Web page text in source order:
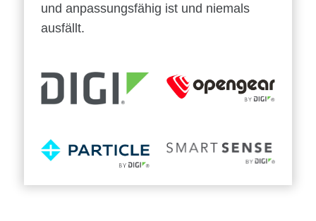
und anpassungsfähig ist und niemals
ausfällt.